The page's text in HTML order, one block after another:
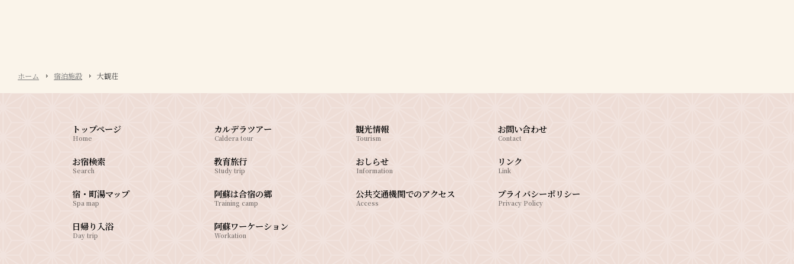
ホーム 宿泊施設 大観荘
トップページ
Home
お宿検索
Search
宿・町湯マップ
Spa map
日帰り入浴
Day trip
カルデラツアー
Caldera tour
教育旅行
Study trip
阿蘇は合宿の郷
Training camp
阿蘇ワーケーション
Workation
観光情報
Tourism
おしらせ
Information
公共交通機関でのアクセス
Access
お問い合わせ
Contact
リンク
Link
プライバシーポリシー
Privacy Policy